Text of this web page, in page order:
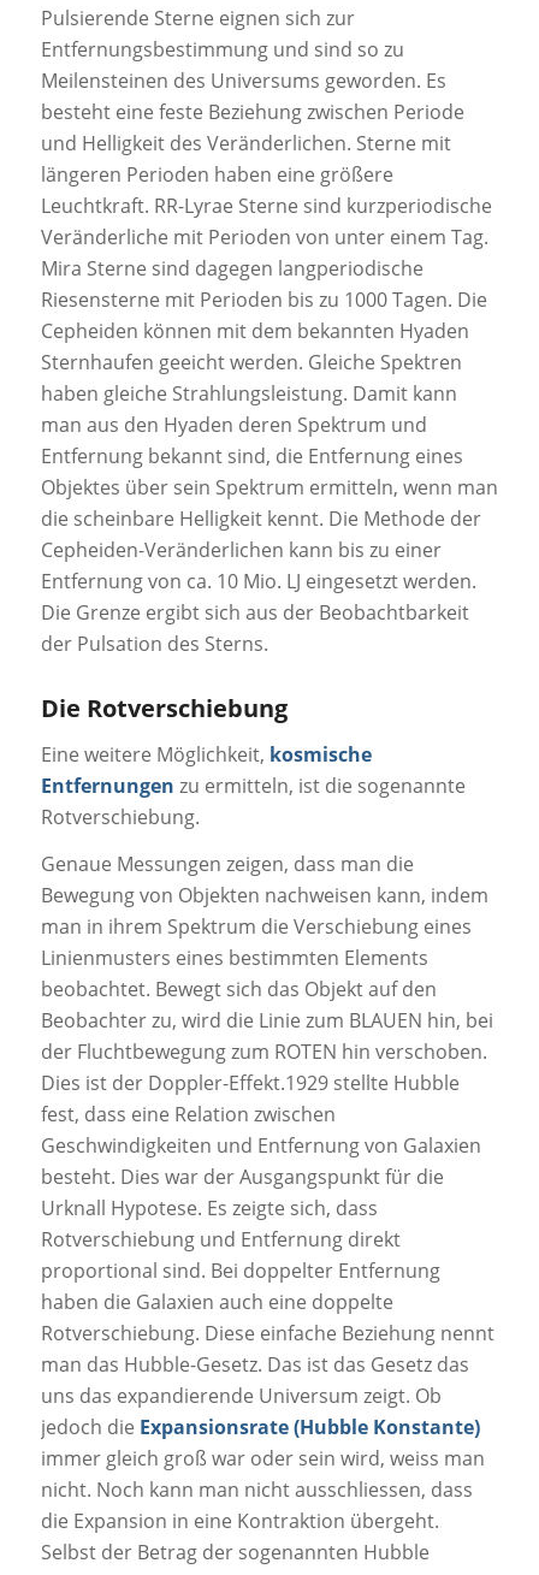
Pulsierende Sterne eignen sich zur
Entfernungsbestimmung und sind so zu
Meilensteinen des Universums geworden. Es
besteht eine feste Beziehung zwischen Periode
und Helligkeit des Veränderlichen. Sterne mit
längeren Perioden haben eine größere
Leuchtkraft. RR-Lyrae Sterne sind kurzperiodische
Veränderliche mit Perioden von unter einem Tag.
Mira Sterne sind dagegen langperiodische
Riesensterne mit Perioden bis zu 1000 Tagen. Die
Cepheiden können mit dem bekannten Hyaden
Sternhaufen geeicht werden. Gleiche Spektren
haben gleiche Strahlungsleistung. Damit kann
man aus den Hyaden deren Spektrum und
Entfernung bekannt sind, die Entfernung eines
Objektes über sein Spektrum ermitteln, wenn man
die scheinbare Helligkeit kennt. Die Methode der
Cepheiden-Veränderlichen kann bis zu einer
Entfernung von ca. 10 Mio. LJ eingesetzt werden.
Die Grenze ergibt sich aus der Beobachtbarkeit
der Pulsation des Sterns.
Die Rotverschiebung
Eine weitere Möglichkeit, kosmische
Entfernungen zu ermitteln, ist die sogenannte
Rotverschiebung.
Genaue Messungen zeigen, dass man die
Bewegung von Objekten nachweisen kann, indem
man in ihrem Spektrum die Verschiebung eines
Linienmusters eines bestimmten Elements
beobachtet. Bewegt sich das Objekt auf den
Beobachter zu, wird die Linie zum BLAUEN hin, bei
der Fluchtbewegung zum ROTEN hin verschoben.
Dies ist der Doppler-Effekt.1929 stellte Hubble
fest, dass eine Relation zwischen
Geschwindigkeiten und Entfernung von Galaxien
besteht. Dies war der Ausgangspunkt für die
Urknall Hypotese. Es zeigte sich, dass
Rotverschiebung und Entfernung direkt
proportional sind. Bei doppelter Entfernung
haben die Galaxien auch eine doppelte
Rotverschiebung. Diese einfache Beziehung nennt
man das Hubble-Gesetz. Das ist das Gesetz das
uns das expandierende Universum zeigt. Ob
jedoch die Expansionsrate (Hubble Konstante)
immer gleich groß war oder sein wird, weiss man
nicht. Noch kann man nicht ausschliessen, dass
die Expansion in eine Kontraktion übergeht.
Selbst der Betrag der sogenannten Hubble